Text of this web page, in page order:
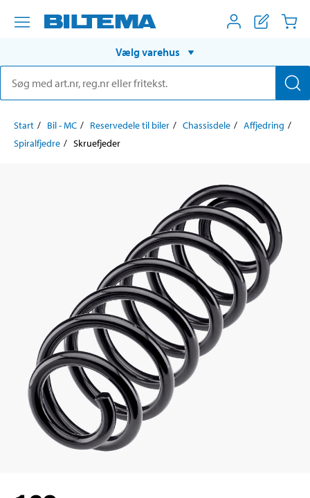
Vælg varehus
Start Bil - MC Reservedele til biler Chassisdele
Affjedring
Spiralfjedre
Skruefjeder